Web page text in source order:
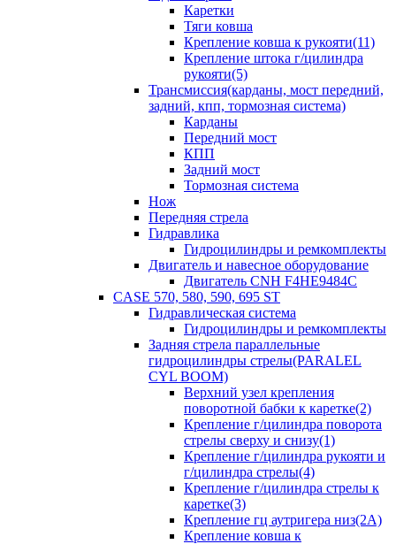
Каретки
Тяги ковша
Крепление ковша к рукояти(11)
Крепление штока г/цилиндра
рукояти(5)
Трансмиссия(карданы, мост передний,
задний, кпп, тормозная система)
Карданы
Передний мост
КПП
Задний мост
Тормозная система
Нож
Передняя стрела
Гидравлика
Гидроцилиндры и ремкомплекты
Двигатель и навесное оборудование
Двигатель CNH F4HE9484C
CASE 570, 580, 590, 695 ST
Гидравлическая система
Гидроцилиндры и ремкомплекты
Задняя стрела параллельные
гидроцилиндры стрелы(PARALEL
CYL BOOM)
Верхний узел крепления
поворотной бабки к каретке(2)
Крепление г/цилиндра поворота
стрелы сверху и снизу(1)
Крепление г/цилиндра рукояти и
г/цилиндра стрелы(4)
Крепление г/цилиндра стрелы к
каретке(3)
Крепление гц аутригера низ(2А)
Крепление ковша к